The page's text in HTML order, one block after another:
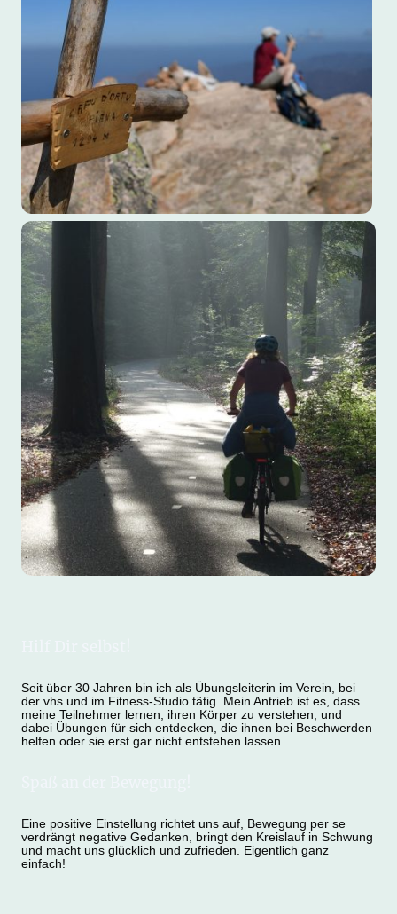
Seit über 30 Jahren bin ich als Übungsleiterin im Verein, bei
der vhs und im Fitness-Studio tätig. Mein Antrieb ist es, dass
meine Teilnehmer lernen, ihren Körper zu verstehen, und
dabei Übungen für sich entdecken, die ihnen bei Beschwerden
helfen oder sie erst gar nicht entstehen lassen.
Eine positive Einstellung richtet uns auf, Bewegung per se
verdrängt negative Gedanken, bringt den Kreislauf in Schwung
und macht uns glücklich und zufrieden. Eigentlich ganz
einfach!